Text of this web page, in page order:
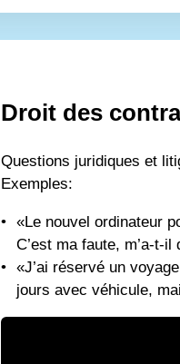
Droit des
Questions juridiques et
Exemples:
«Le nouvel ordinateur
C’est ma faute, m’a-t-il
«J’ai réservé un
jours avec véhicule,